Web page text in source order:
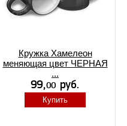
Кружка Хамелеон
меняющая цвет ЧЕРНАЯ
...
Купить